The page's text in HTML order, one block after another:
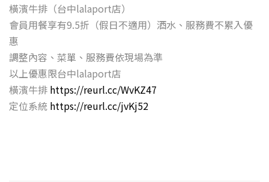
橫濱牛排（台中lalaport店）
會員用餐享有9.5折（假日不適用）酒水、服務費不累入優
惠
調整內容、菜單、服務費依現場為準
以上優惠限台中lalaport店
橫濱牛排 https://reurl.cc/WvKZ47
定位系統 https://reurl.cc/jvKj52